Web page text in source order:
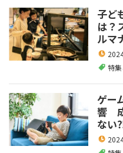
子ど
は？
ルマ
特
ゲー
響
な